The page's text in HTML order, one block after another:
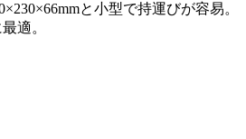
と小型で持運びが容易。
適。